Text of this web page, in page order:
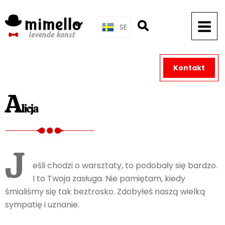
to
content
SE
Alicja
J
eśli chodzi o warsztaty, to podobały się bardzo.
I to Twoja zasługa. Nie pamiętam, kiedy
śmialiśmy się tak beztrosko. Zdobyłeś naszą wielką
sympatię i uznanie.
Kontakt